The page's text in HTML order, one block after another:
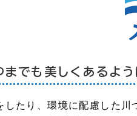
でも美しくあるよ
したり、環境に配慮した